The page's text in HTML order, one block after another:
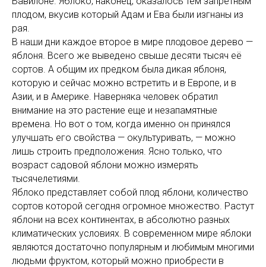
плодом, вкусив который Адам и Ева были изгнаны из
рая.
В наши дни каждое второе в мире плодовое дерево —
яблоня. Всего же выведено свыше десяти тысяч её
сортов. А общим их предком была дикая яблоня,
которую и сейчас можно встретить и в Европе, и в
Азии, и в Америке. Наверняка человек обратил
внимание на это растение еще и незапамятные
времена. Но вот о том, когда именно он принялся
улучшать его свойства — окультуривать, — можно
лишь строить предположения. Ясно только, что
возраст садовой яблони можно измерять
тысячелетиями.
Яблоко представляет собой плод яблони, количество
сортов которой сегодня огромное множество. Растут
яблони на всех континентах, в абсолютно разных
климатических условиях. В современном мире яблоки
являются достаточно популярным и любимым многими
людьми фруктом, который можно приобрести в